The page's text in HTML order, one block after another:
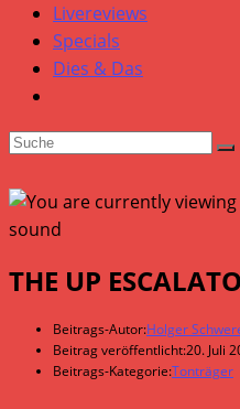
Livereviews
Specials
Dies & Das
THE UP
Beitrags-Autor:Holger
Beitrag veröffentlicht:20. Juli
Beitrags-Kategorie:Tonträger